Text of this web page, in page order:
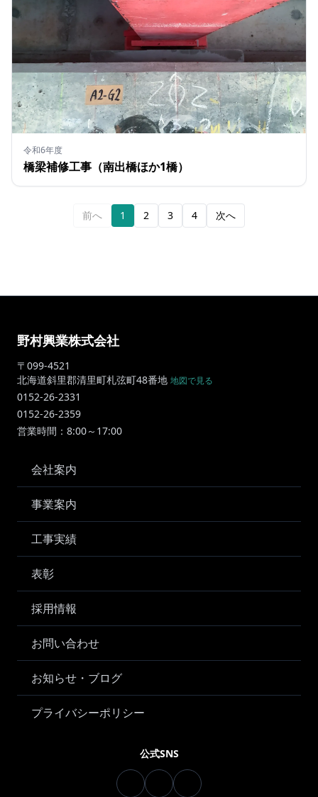
令和6年度
橋梁補修工事（南出橋ほか1橋）
前へ 1 2 3 4 次へ
野村興業株式会社
〒099-4521
北海道斜里郡清里町札弦町48番地 地図で見る
0152-26-2331
0152-26-2359
営業時間：8:00～17:00
会社案内
事業案内
工事実績
表彰
採用情報
お問い合わせ
お知らせ・ブログ
プライバシーポリシー
公式SNS
InstagramFacebookYouTube